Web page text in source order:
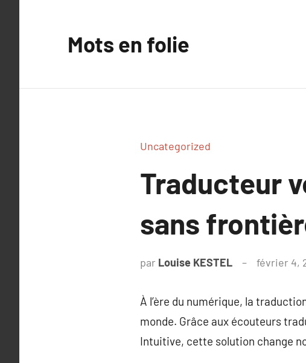
Mots en folie
Uncategorized
Traducteur
sans
par Louise KESTEL février 4,
À l’ère du numérique, la
monde. Grâce aux écouteurs
Intuitive, cette solution change